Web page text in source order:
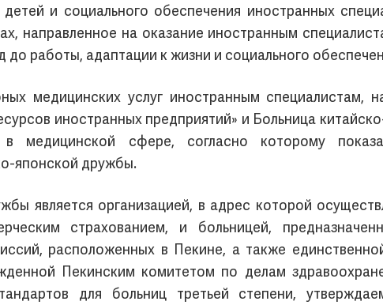
и социального обеспечения иностранных
направленное на оказание иностранным
до работы, адаптации к жизни и социального
медицинских услуг иностранным
иностранных предприятий» и Больница
медицинской сфере, согласно которому
японской дружбы.
является организацией, в адрес которой
страхованием, и больницей,
расположенных в Пекине, а также
Пекинским комитетом по делам
для больниц третьей степени,